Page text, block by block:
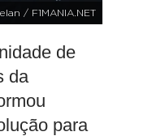
/ F1MANIA.NET
de
da
para